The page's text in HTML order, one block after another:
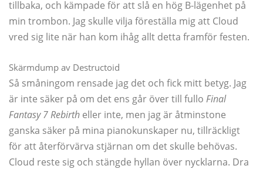
tillbaka, och kämpade för att slå en hög B-lägenhet på
min trombon. Jag skulle vilja föreställa mig att Cloud
vred sig lite när han kom ihåg allt detta framför festen.
Skärmdump av Destructoid
Så småningom rensade jag det och fick mitt betyg. Jag
är inte säker på om det ens går över till fullo Final
Fantasy 7 Rebirth eller inte, men jag är åtminstone
ganska säker på mina pianokunskaper nu, tillräckligt
för att återförvärva stjärnan om det skulle behövas.
Cloud reste sig och stängde hyllan över nycklarna. Dra